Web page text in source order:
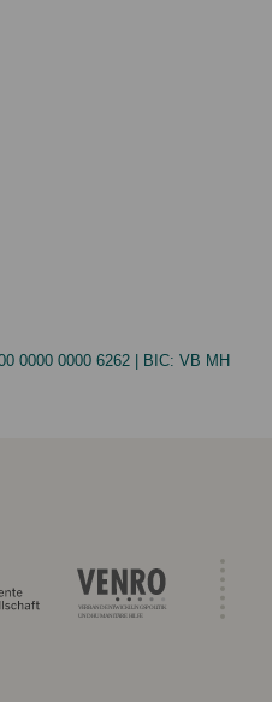
0000 0000 6262 | BIC: VB MH